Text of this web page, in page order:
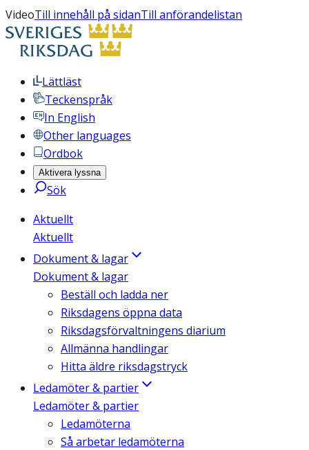
VideoTill innehåll på sidanTill anförandelistan
Lättläst
Teckenspråk
In English
Other languages
Ordbok
Aktivera lyssna
Sök
Aktuellt
Aktuellt
Dokument & lagar
Dokument & lagar
Beställ och ladda ner
Riksdagens öppna data
Riksdagsförvaltningens diarium
Allmänna handlingar
Hitta äldre riksdagstryck
Ledamöter & partier
Ledamöter & partier
Ledamöterna
Så arbetar ledamöterna